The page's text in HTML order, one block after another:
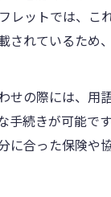
レットでは、こ
されているため
せの際には、用
手続きが可能で
に合った保険や